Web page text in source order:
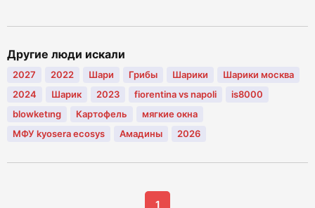
Другие люди искали
2027 2022 Шари Грибы Шарики
Шарики москва
2024
Шарик 2023 fiorentina vs napoli
is8000
blowketıng
Картофель
мягкие окна
МФУ kyosera ecosys
Амадины 2026
1